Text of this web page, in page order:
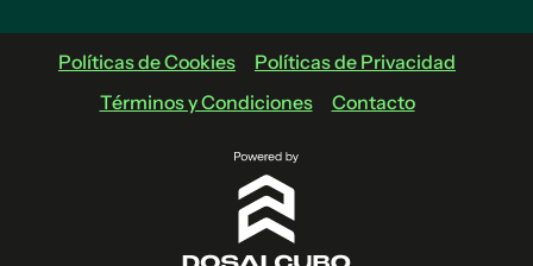
Políticas de Cookies
Políticas de Privacidad
Términos y Condiciones
Contacto